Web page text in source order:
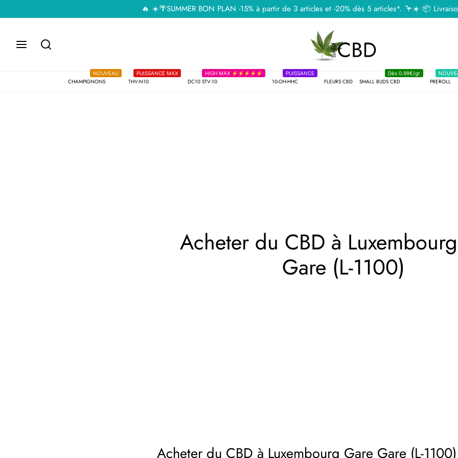
🔥 ☀️🌴SUMMER BON PLAN -15% à partir de 3 articles et -20% dès 5 articles*. 🦩☀️ 📦
CHAMPIGNONS
NOUVEAU
THV-N10
PUISSANCE MAX
DC10 STV-10
HIGH MAX ⚡⚡⚡⚡⚡
10-OH-HHC
PUISSANCE
FLEURS CBD SMALL BUDS CBD
Dès 0.99€/gr
PREROLL
Acheter du CBD à
Gare (L-1100)
Acheter du CBD à Luxembourg Gare Gare (L-1100)